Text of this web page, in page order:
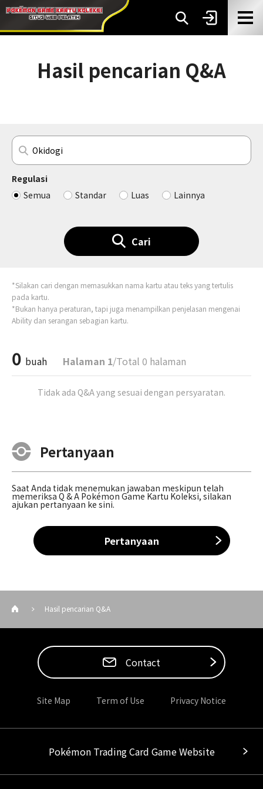
Hasil pencarian Q&A
Regulasi
Semua
Standar Luas Lainnya
Cari
*Silakan cari dengan memasukkan nama kartu atau teks yang tertulis
pada kartu.
*Bukan hanya peraturan, tapi juga menampilkan penjelasan mengenai
Ability dan serangan sebagian kartu.
0 buah Halaman 1/Total 0 halaman
Tidak ada Q&A yang sesuai dengan persyaratan.
Pertanyaan
Saat Anda tidak menemukan jawaban meskipun telah
memeriksa Q & A Pokémon Game Kartu Koleksi, silakan
ajukan pertanyaan ke sini.
Pertanyaan
Hasil pencarian Q&A
Contact
Site Map Term of Use Privacy Notice
Pokémon Trading Card Game Website